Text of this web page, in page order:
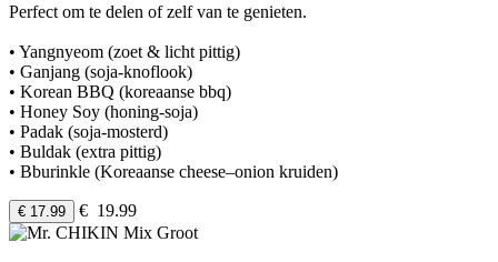
Perfect om te delen of zelf van te genieten.
• Yangnyeom (zoet & licht pittig)
• Ganjang (soja-knoflook)
• Korean BBQ (koreaanse bbq)
• Honey Soy (honing-soja)
• Padak (soja-mosterd)
• Buldak (extra pittig)
• Bburinkle (Koreaanse cheese–onion kruiden)
€ 17.99 € 19.99